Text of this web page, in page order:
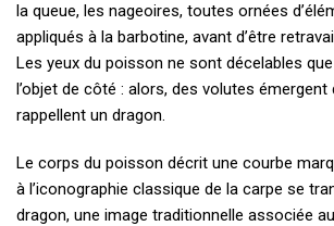
la queue, les nageoires, toutes ornées
appliqués à la barbotine, avant d’être
Les yeux du poisson ne sont décelables que
l’objet de côté : alors, des volutes émergent
rappellent un dragon.
Le corps du poisson décrit une courbe
à l’iconographie classique de la carpe se
dragon, une image traditionnelle associée